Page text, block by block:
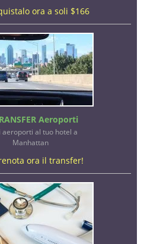
ora a soli $166
Aeroporti
aeroporti al tuo hotel a
Manhattan
ora il transfer!